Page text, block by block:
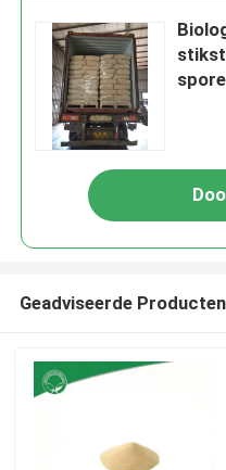
Geadviseerde Producten